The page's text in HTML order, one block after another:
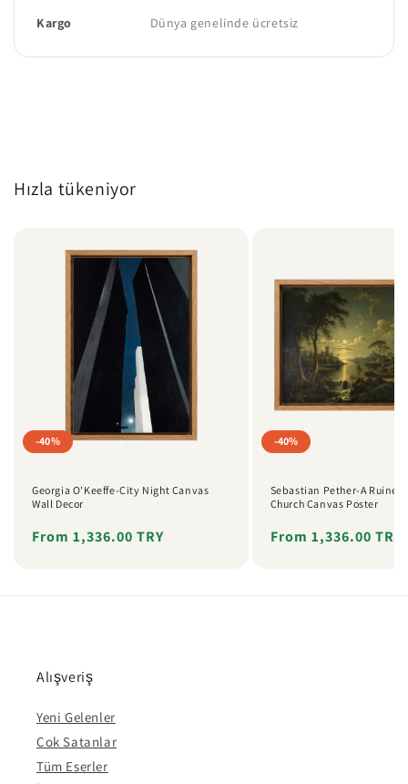
Kargo
Dünya genelinde ücretsiz
Hızla tükeniyor
-40%
Georgia O'Keeffe-City Night Canvas
Wall Decor
Regular
Sale
From 1,336.00 TRY
-40%
Sebastian Pether-A Ruined
Church Canvas Poster
Regular
Sale
From 1,336.00 TRY
Alışveriş
Yeni Gelenler
Çok Satanlar
Tüm Eserler